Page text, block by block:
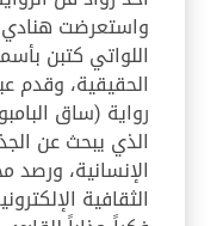
واستعرضت
اللواتي كتبن
الحقيقية، وقدم
رواية (ساق
الذي يبحث عن
الإنسانية، ورصد
الثقافية